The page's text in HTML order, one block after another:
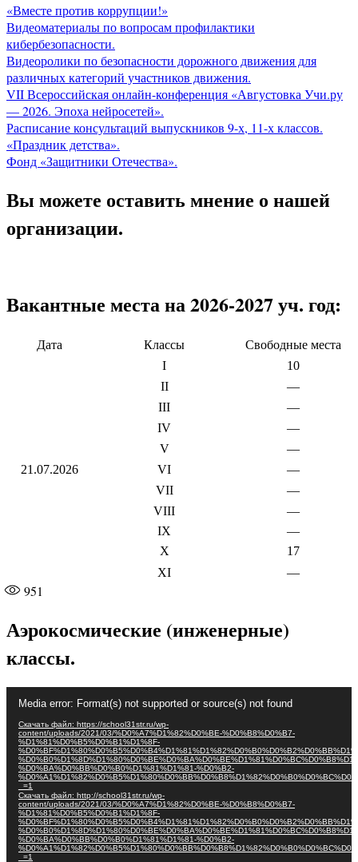
«Вместе против коррупции!»
Видеоматериалы по вопросам профилактики
кибербезопасности.
Видеоролики по безопасности дорожного движения для
различных категорий участников движения.
VII Всероссийская онлайн-конференция «Августовка Учи.ру
— 2026. Эпоха нейросетей».
Расписание консультаций выпускников 9-х, 11-х классов.
«Праздник детства».
Фонд «Защитники Отечества».
Вы можете оставить мнение о нашей
организации.
Вакантные места на 2026-2027 уч. год:
Дата Классы Свободные места
21.07.2026
I
10
II
—
III
—
IV
—
V
—
VI
—
VII
—
VIII
—
IX
—
X
17
XI
—
951
Аэрокосмические (инженерные)
классы.
Видеоплеер
Media error: Format(s) not supported or source(s) not found
Скачать файл: https://school31str.ru/wp-
content/uploads/2021/03/%D0%A7%D1%82%D0%BE-%D0%B8%D0%B7-
%D1%81%D0%B5%D0%B1%D1%8F-
%D0%BA%D0%BB%D0%B0%D1%81%D1%81-%D0%B2-
_=1
Скачать файл: http://school31str.ru/wp-
content/uploads/2021/03/%D0%A7%D1%82%D0%BE-%D0%B8%D0%B7-
%D1%81%D0%B5%D0%B1%D1%8F-
%D0%BA%D0%BB%D0%B0%D1%81%D1%81-%D0%B2-
_=1